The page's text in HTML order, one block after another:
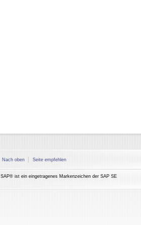
Nach oben Seite empfehlen
SAP® ist ein eingetragenes Markenzeichen der SAP SE